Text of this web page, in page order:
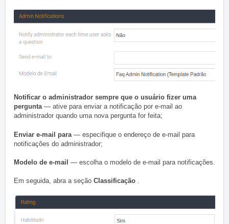
Notificar o administrador sempre que o usuário fizer uma
pergunta— ative para enviar a notificação por e-mail ao
administrador quando uma nova pergunta for feita;
Enviar e-mail para — especifique o endereço de e-mail para
notificações do administrador;
Modelo de e-mail — escolha o modelo de e-mail para notificações.
Em seguida, abra a seção Classificação